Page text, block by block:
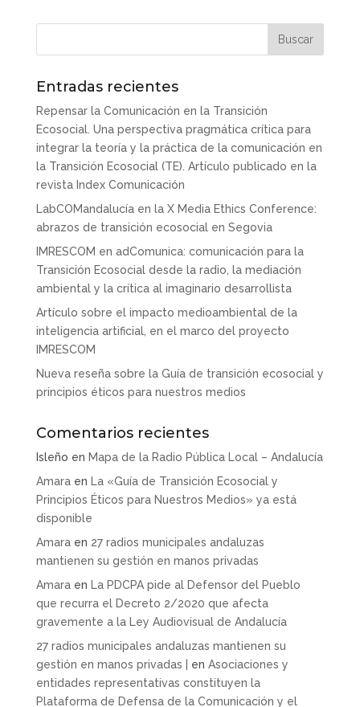
Entradas recientes
Repensar la Comunicación en la Transición
Ecosocial. Una perspectiva pragmática crítica para
integrar la teoría y la práctica de la comunicación en
la Transición Ecosocial (TE). Artículo publicado en la
revista Index Comunicación
LabCOMandalucía en la X Media Ethics Conference:
abrazos de transición ecosocial en Segovia
IMRESCOM en adComunica: comunicación para la
Transición Ecosocial desde la radio, la mediación
ambiental y la crítica al imaginario desarrollista
Artículo sobre el impacto medioambiental de la
inteligencia artificial, en el marco del proyecto
IMRESCOM
Nueva reseña sobre la Guía de transición ecosocial y
principios éticos para nuestros medios
Comentarios recientes
Isleño en Mapa de la Radio Pública Local – Andalucía
Amaraen La «Guía de Transición Ecosocial y
Principios Éticos para Nuestros Medios» ya está
disponible
Amaraen 27 radios municipales andaluzas
mantienen su gestión en manos privadas
Amaraen La PDCPA pide al Defensor del Pueblo
que recurra el Decreto 2/2020 que afecta
gravemente a la Ley Audiovisual de Andalucía
27 radios municipales andaluzas mantienen su
gestión en manos privadas |
en Asociaciones y
entidades representativas constituyen la
Plataforma de Defensa de la Comunicación y el